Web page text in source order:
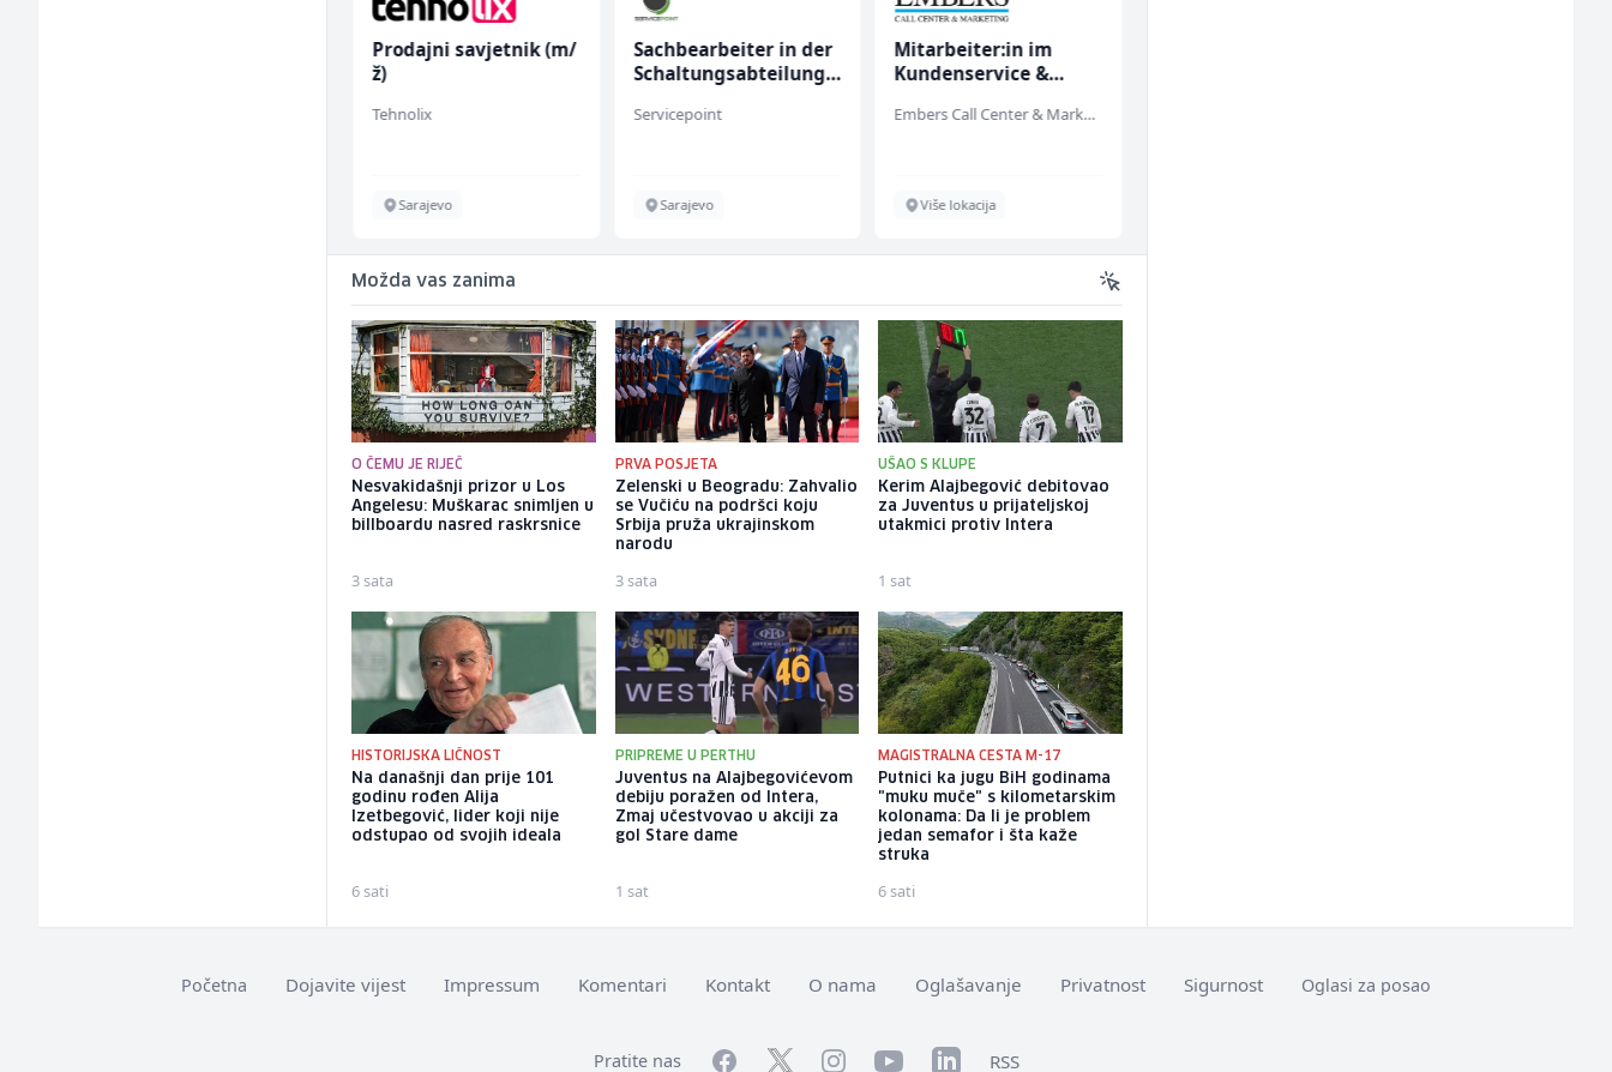
Prodajni savjetnik (m/
ž)
Tehnolix
Sarajevo
Sachbearbeiter in der
Schaltungsabteilung
Servicepoint
Sarajevo
Mitarbeiter:in im
Kundenservice &
Embers Call Center & Marketing
Više lokacija
Možda vas zanima
O ČEMU JE RIJEČ
Nesvakidašnji prizor u Los
Angelesu: Muškarac snimljen u
billboardu nasred raskrsnice
3 sata
PRVA POSJETA
Zelenski u Beogradu: Zahvalio
se Vučiću na podršci koju
Srbija pruža ukrajinskom
narodu
3 sata
UŠAO S KLUPE
Kerim Alajbegović debitovao
za Juventus u prijateljskoj
utakmici protiv Intera
1 sat
HISTORIJSKA LIČNOST
Na današnji dan prije 101
godinu rođen Alija
Izetbegović, lider koji nije
odstupao od svojih ideala
6 sati
PRIPREME U PERTHU
Juventus na Alajbegovićevom
debiju poražen od Intera,
Zmaj učestvovao u akciji za
gol Stare dame
1 sat
MAGISTRALNA CESTA M-17
Putnici ka jugu BiH godinama
"muku muče" s kilometarskim
kolonama: Da li je problem
jedan semafor i šta kaže
struka
6 sati
Početna Dojavite vijest Impressum Komentari Kontakt O nama Oglašavanje Privatnost Sigurnost Oglasi za posao
Pratite nas FacebookTwitterInstagramYouTubeLinkedInRSS